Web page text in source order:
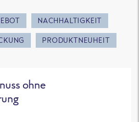
NACHHALTIGKEIT
PRODUKTNEUHEIT
ohne